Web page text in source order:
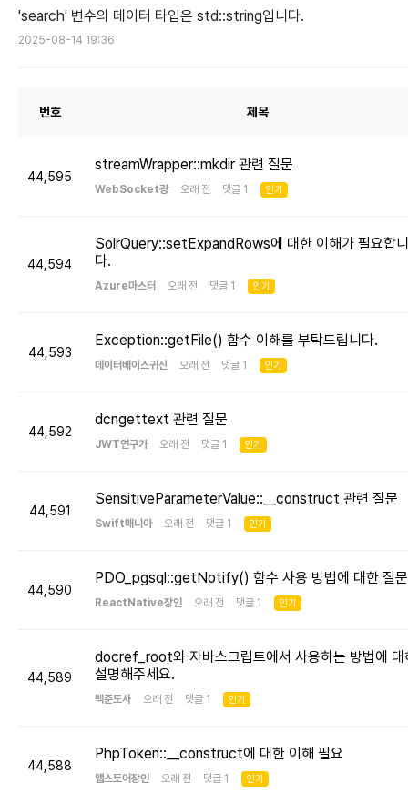
'search' 변수의 데이터 타입은 std::string입니다.
2025-08-14 19:36
번호 제목
44,595
streamWrapper::mkdir 관련 질문
WebSocket광 오래 전 댓글 1 인기
44,594
SolrQuery::setExpandRows에 대한 이해가 필요합니
다.
Azure마스터 오래 전 댓글 1 인기
44,593
Exception::getFile() 함수 이해를 부탁드립니다.
데이터베이스귀신 오래 전 댓글 1 인기
44,592
dcngettext 관련 질문
JWT연구가 오래 전 댓글 1 인기
44,591
SensitiveParameterValue::__construct 관련 질문
Swift매니아 오래 전 댓글 1 인기
44,590
PDO_pgsql::getNotify() 함수 사용 방법에 대한 질문
ReactNative장인 오래 전 댓글 1 인기
44,589
docref_root와 자바스크립트에서 사용하는 방법에 대
설명해주세요.
백준도사 오래 전 댓글 1 인기
44,588
PhpToken::__construct에 대한 이해 필요
앱스토어장인 오래 전 댓글 1 인기